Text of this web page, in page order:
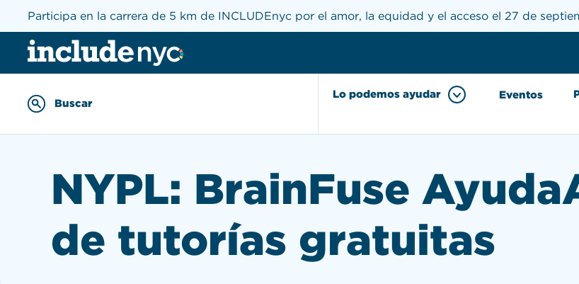
Participa en la carrera de 5 km de INCLUDEnyc por el amor, la equidad y el acceso el 27 de
INCLUDEnyc inicio
Buscar Enter keywords to search the siteLo podemos ayudar Eventos
NYPL: BrainFuse
de tutorías gratuitas